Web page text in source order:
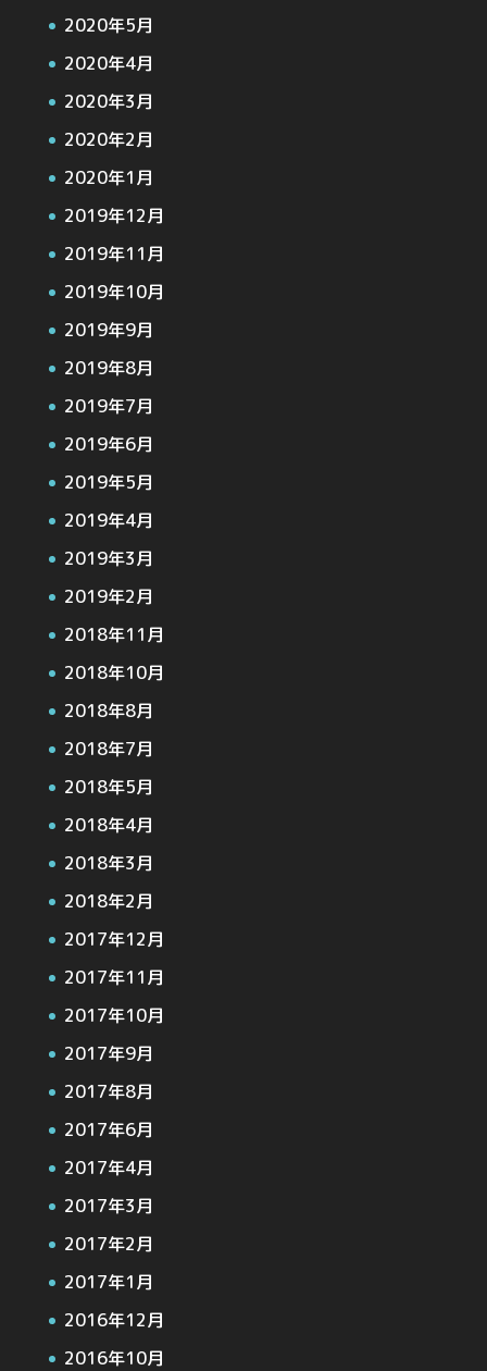
2020年5月
2020年4月
2020年3月
2020年2月
2020年1月
2019年12月
2019年11月
2019年10月
2019年9月
2019年8月
2019年7月
2019年6月
2019年5月
2019年4月
2019年3月
2019年2月
2018年11月
2018年10月
2018年8月
2018年7月
2018年5月
2018年4月
2018年3月
2018年2月
2017年12月
2017年11月
2017年10月
2017年9月
2017年8月
2017年6月
2017年4月
2017年3月
2017年2月
2017年1月
2016年12月
2016年10月